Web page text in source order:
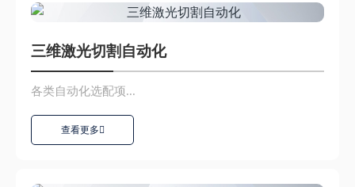
三维激光切割自动化
各类自动化选配项...
查看更多